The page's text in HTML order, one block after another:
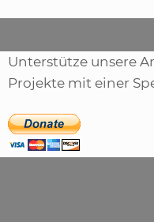
Unterstütze unsere
Projekte mit einer